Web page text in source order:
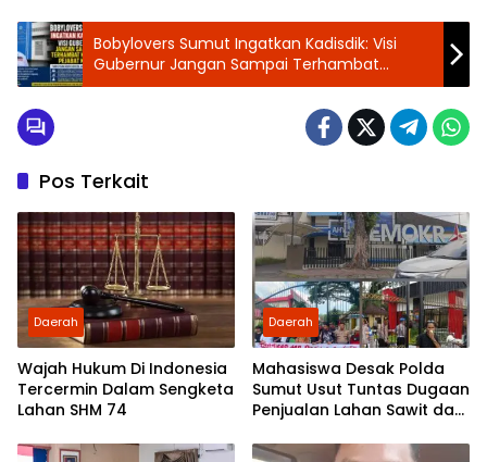
Bobylovers Sumut Ingatkan Kadisdik: Visi
Gubernur Jangan Sampai Terhambat
Karena Pejabat Kaku
Pos Terkait
Daerah
Wajah Hukum Di Indonesia
Tercermin Dalam Sengketa
Lahan SHM 74
Daerah
Mahasiswa Desak Polda
Sumut Usut Tuntas Dugaan
Penjualan Lahan Sawit dan
Partai Demokrat Sumut